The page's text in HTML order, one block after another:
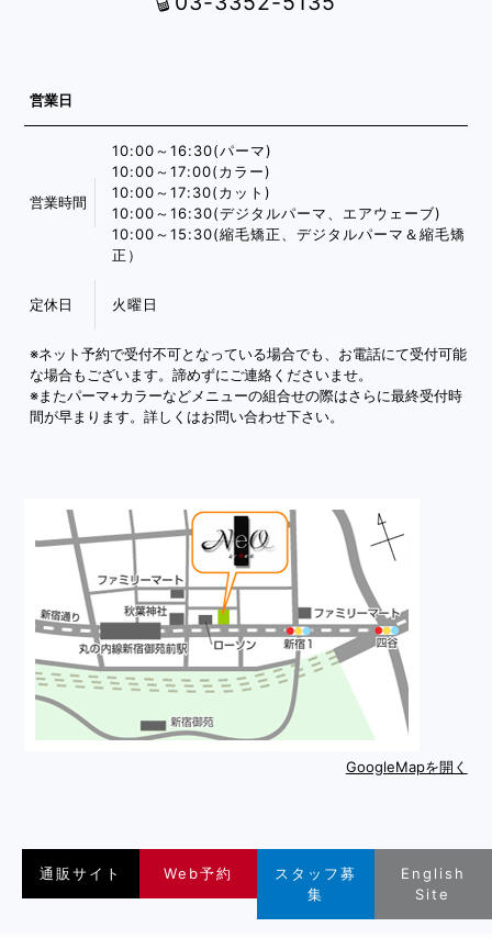
営業日
営業時間
10:00～16:30(パーマ)
10:00～17:00(カラー)
10:00～17:30(カット)
10:00～16:30(デジタルパーマ、エアウェーブ)
10:00～15:30(縮毛矯正、デジタルパーマ＆縮毛矯
正）
定休日 火曜日
※ネット予約で受付不可となっている場合でも、お電話にて受付可能
な場合もございます。諦めずにご連絡くださいませ。
※またパーマ+カラーなどメニューの組合せの際はさらに最終受付時
間が早まります。詳しくはお問い合わせ下さい。
GoogleMapを開く
通販サイト Web予約
スタッフ募
集
English
Site